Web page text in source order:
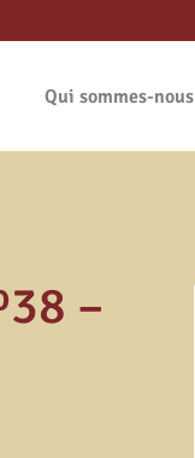
Qui sommes-nous
–